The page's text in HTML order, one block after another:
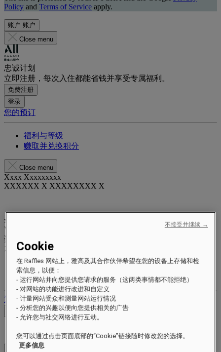
Policy and Terms of Service apply.
账户 账户
Close menu
忠诚计划
立即注册，每次入住都能省钱并享受专属福利。
免费注册
登录
您的预订
福利与等级
赚取并兑换积分
Close menu
Xxxx Xxxxxxxxx
XXXXXX X XXXXXXXX X
xxxxxxxx
Valid until
奖励积分
XXXpts
您的忠诚账户
您的预订
退出
查看价格
Cookie
在 Raffles 网站上，雅高及其合作伙伴希望在您的设备上存储和检
索信息，以便：
- 运行网站并向您提供您请求的服务（这两类事情都不能拒绝）
- 对网站的功能进行改进和自定义
- 计量网站受众和测量网站运行情况
- 分析您的兴趣以便向您提供相关的广告
- 允许您与社交网络进行互动。
您可以通过点击页面底部的“Cookie”链接随时修改您的选择。
更多信息
不接受并继续 →